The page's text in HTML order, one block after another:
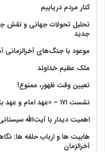
کنار مردم دریاییم
تحلیل تحولات جهانی و نقش
جدید
موعود با جنگ‌های آخرالزمانی
ملک عظیم خداوند
تعیین وقت ظهور، ممنوع!
نشست ۱۷۱ – «عهد امام و عهد با امام عصر(عج)»
اهمیت دیدار با آیت‌الله
هابیت ها و ارباب حلقه ها:
آخرالزمان